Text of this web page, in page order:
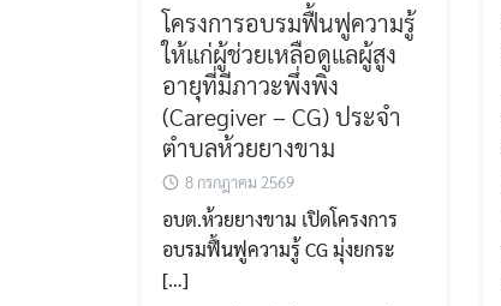
โครงการอบรมฟื้นฟูความรู้
ให้แก่ผู้ช่วยเหลือดูแลผู้สูง
อายุที่มีภาวะพึ่งพิง
(Caregiver – CG) ประจำ
ตำบลห้วยยางขาม
8 กรกฎาคม 2569
อบต.ห้วยยางขาม เปิดโครงการ
อบรมฟื้นฟูความรู้ CG มุ่งยกระ
[…]